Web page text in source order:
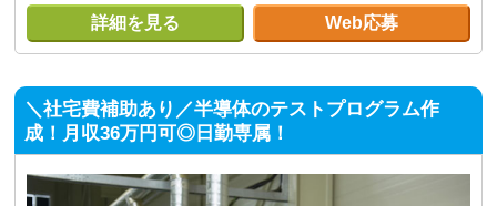
詳細を見る Web応募
＼社宅費補助あり／半導体のテストプログラム作
成！月収36万円可◎日勤専属！